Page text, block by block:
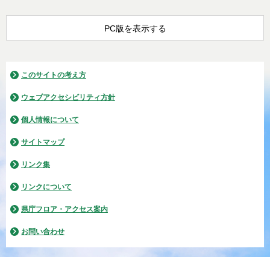
PC版を表示する
このサイトの考え方
ウェブアクセシビリティ方針
個人情報について
サイトマップ
リンク集
リンクについて
県庁フロア・アクセス案内
お問い合わせ